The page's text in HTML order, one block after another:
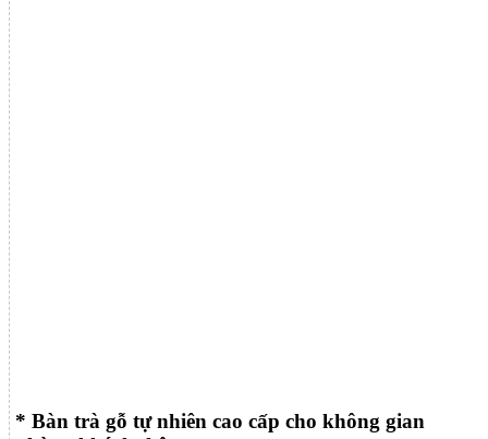
* Bàn trà gỗ tự nhiên cao cấp cho không gian